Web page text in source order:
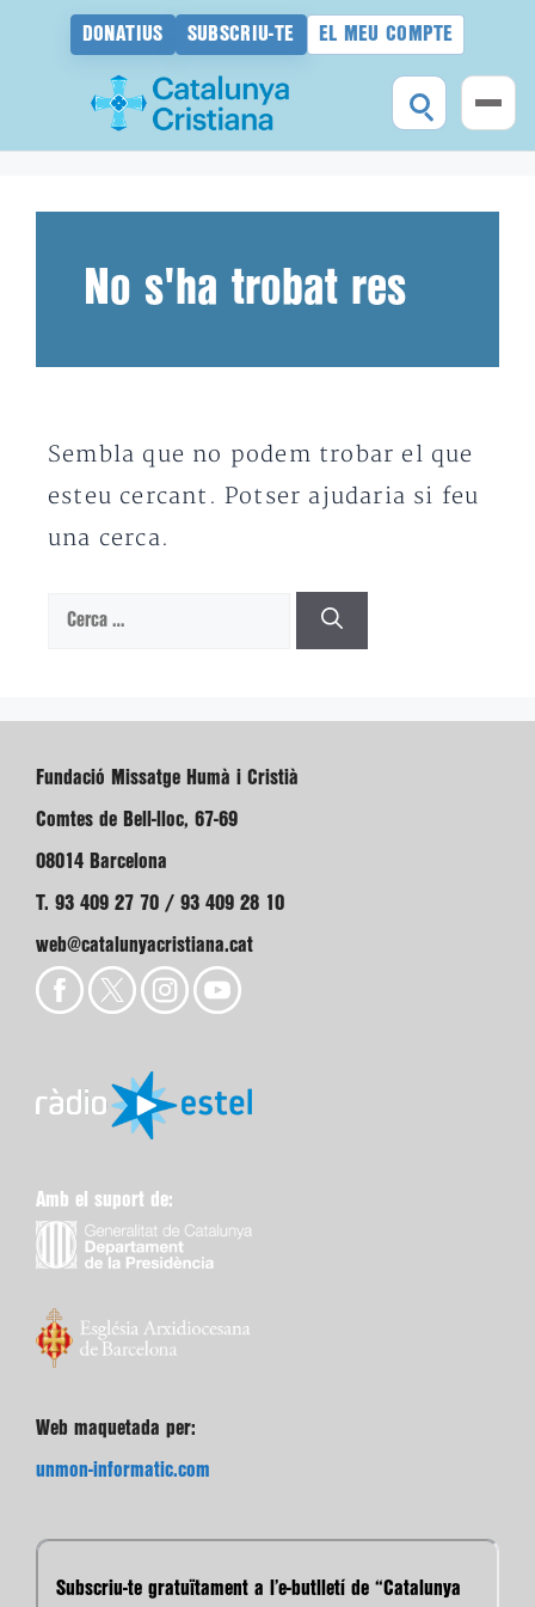
DONATIUS SUBSCRIU-TE EL MEU COMPTE
No s'ha trobat res
Sembla que no podem trobar el que
esteu cercant. Potser ajudaria si feu
una cerca.
Cerca:
Fundació Missatge Humà i Cristià
Comtes de Bell-lloc, 67-69
08014 Barcelona
T. 93 409 27 70 / 93 409 28 10
web@catalunyacristiana.cat
Amb el suport de:
Web maquetada per:
unmon-informatic.com
Subscriu-te gratuïtament a l’e-butlletí de “Catalunya